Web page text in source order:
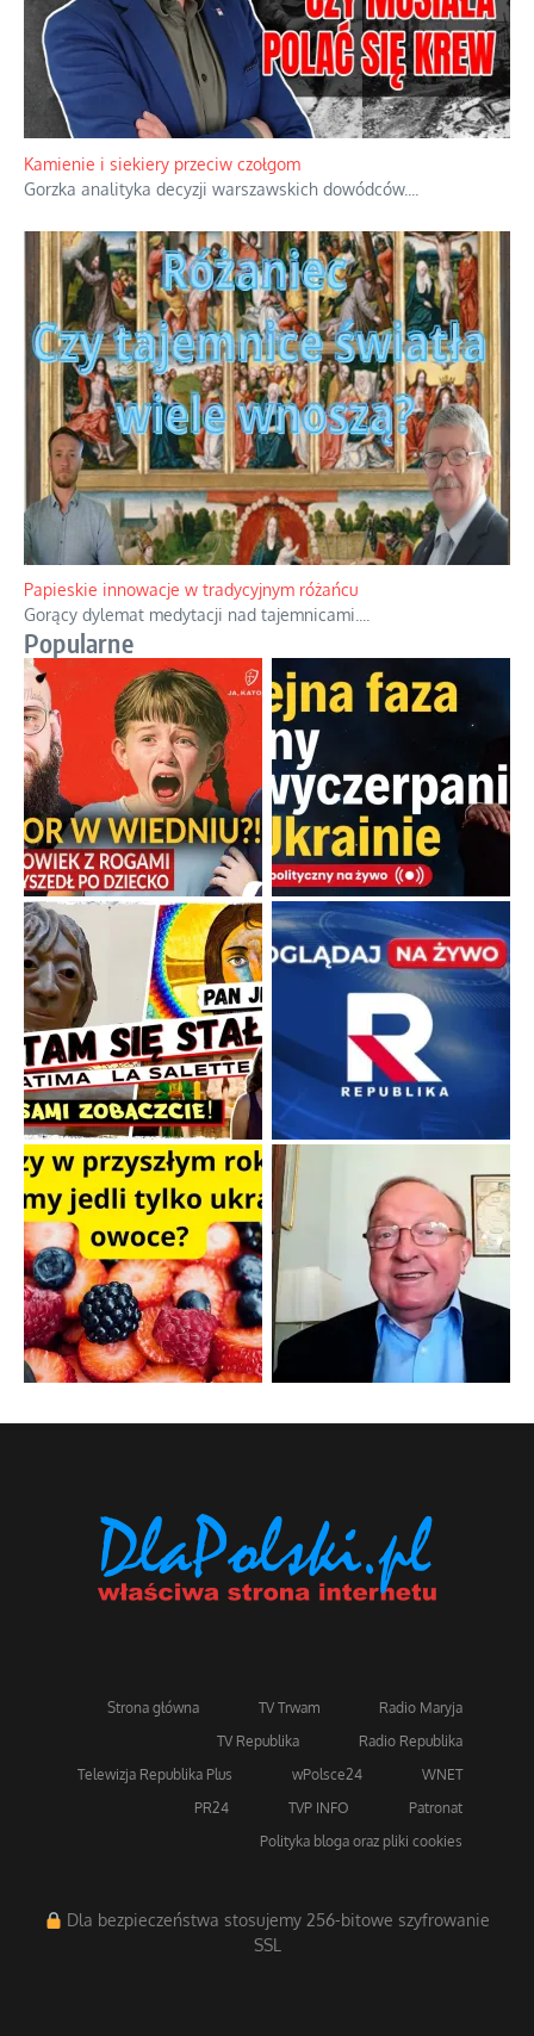
Kamienie i siekiery przeciw czołgom
Gorzka analityka decyzji warszawskich dowódców.
Papieskie innowacje w tradycyjnym różańcu
Gorący dylemat medytacji nad tajemnicami.
Popularne
Strona główna TV Trwam
Radio Maryja
TV Republika
Radio Republika
Telewizja Republika Plus
wPolsce24
WNET
PR24
TVP INFO
Patronat
Polityka bloga oraz pliki cookies
Dla bezpieczeństwa stosujemy 256-bitowe szyfrowanie
SSL